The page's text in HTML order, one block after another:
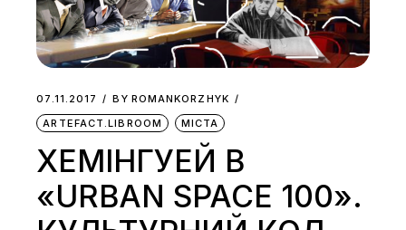
07.11.2017 BY ROMANKORZHYK
ARTEFACT.LIBROOM
МІСТА
ХЕМІНГУЕЙ В
«URBAN SPACE 100».